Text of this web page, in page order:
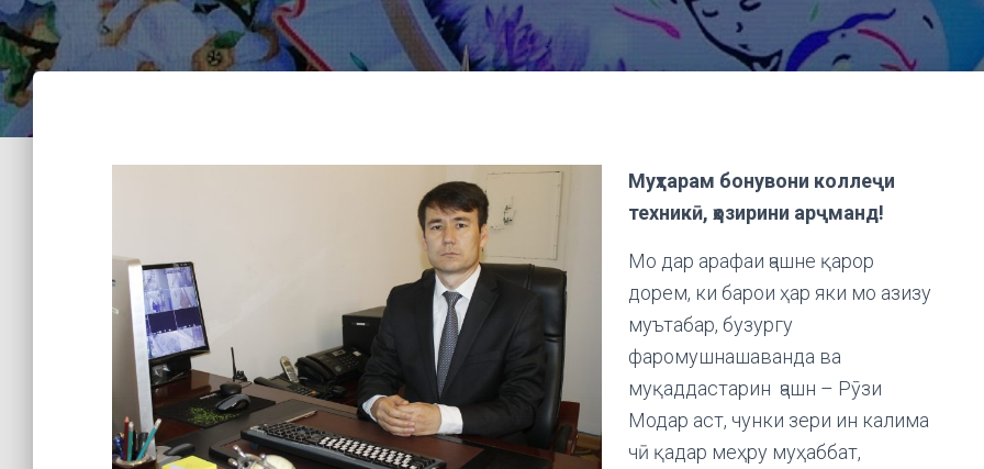
Муҳтарам бонувони коллеҷи
техникӣ, ҳозирини арҷманд!
Мо дар арафаи ҷашне қарор
дорем, ки барои ҳар яки мо азизу
муътабар, бузургу
фаромушнашаванда ва
муқаддастарин ҷашн – Рӯзи
Модар аст, чунки зери ин калима
чӣ қадар меҳру муҳаббат,